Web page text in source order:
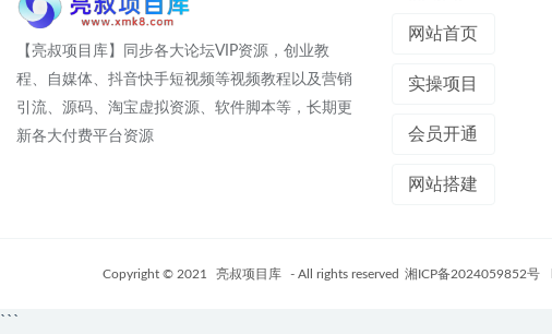
【亮叔项目库】同步各大论坛VIP资源，创业教
程、自媒体、抖音快手短视频等视频教程以及营销
引流、源码、淘宝虚拟资源、软件脚本等，长期更
新各大付费平台资源
网站首页
实操项目
会员开通
网站搭建
Copyright © 2021 亮叔项目库 - All rights reserved 湘ICP备2024059852号
```